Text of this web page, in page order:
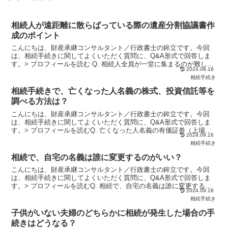
相続人が遠距離に散らばっている際の遺産分割協議書作
成のポイント
こんにちは、財産承継コンサルタント／行政書士の鉾立です。今回
は、相続手続きに関してよくいただく質問に、Q&A形式で回答しま
す。> プロフィールを読む Q. 相続人全員が一堂に集まるのが難しい
場合、遺産分割協議書への署名・押印はどのように行え...
2024.09.18
相続手続き
相続手続きで、亡くなった人名義の株式、投資信託等を
調べる方法は？
こんにちは、財産承継コンサルタント／行政書士の鉾立です。今回
は、相続手続きに関してよくいただく質問に、Q&A形式で回答しま
す。> プロフィールを読むQ. 亡くなった人名義の有価証券（上場株
式、投資信託、国債など）の相続手続きを行うにあたって...2024.09.18
相続手続き
相続で、自宅の名義は誰に変更するのがいい？
こんにちは、財産承継コンサルタント／行政書士の鉾立です。今回
は、相続手続きに関してよくいただく質問に、Q&A形式で回答しま
す。> プロフィールを読むQ. 相続で、自宅の名義は誰に変更するの
がいいでしょうか？父が亡くなり、父名義となっている自...2024.09.18
相続手続き
子供がいない夫婦のどちらかに相続が発生した場合の手
続きはどうなる？